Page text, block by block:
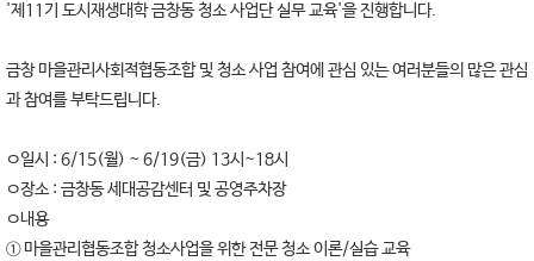
'제11기 도시재생대학 금창동 청소 사업단 실무 교육'을 진행합니다.
금창 마을관리사회적협동조합 및 청소 사업 참여에 관심 있는 여러분들의 많은 관심
과 참여를 부탁드립니다.
ㅇ일시 : 6/15(월) ~ 6/19(금) 13시~18시
ㅇ장소 : 금창동 세대공감센터 및 공영주차장
ㅇ내용
① 마을관리협동조합 청소사업을 위한 전문 청소 이론/실습 교육